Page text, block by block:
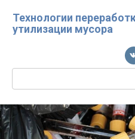
контенту
Технологии
утилизации мусора
Поиск: